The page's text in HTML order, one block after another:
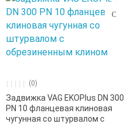
(0)
Задвижка VAG EKOPlus DN 300
PN 10 фланцевая клиновая
чугунная со штурвалом с